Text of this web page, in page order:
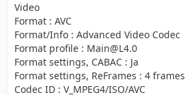
Video
Format : AVC
Format/Info : Advanced Video Codec
Format profile : Main@L4.0
Format settings, CABAC : Ja
Format settings, ReFrames : 4 frames
Codec ID : V_MPEG4/ISO/AVC